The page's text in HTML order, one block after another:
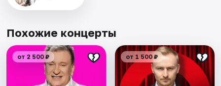
Похожие концерты
от 2 500 ₽ от 1 500 ₽